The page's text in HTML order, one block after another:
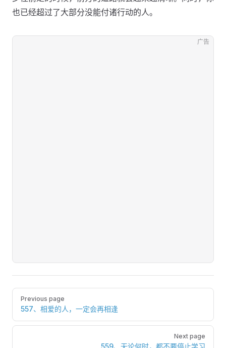
也已经超过了大部分没能付诸行动的人。
广告
Pager
Previous page
557、相爱的人，一定会再相逢
Next page
559、无论何时，都不要停止学习